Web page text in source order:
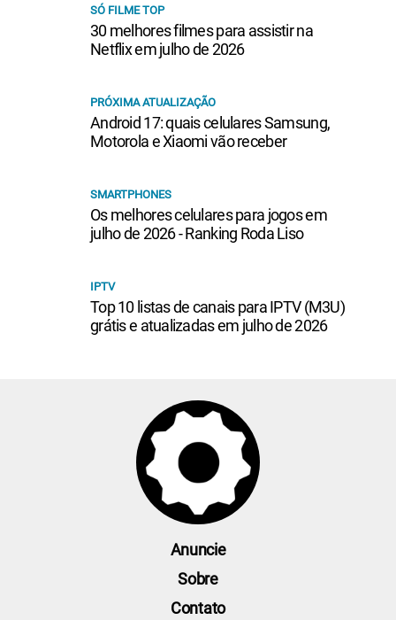
SÓ FILME TOP
30 melhores filmes para assistir na
Netflix em julho de 2026
PRÓXIMA ATUALIZAÇÃO
Android 17: quais celulares Samsung,
Motorola e Xiaomi vão receber
SMARTPHONES
Os melhores celulares para jogos em
julho de 2026 - Ranking Roda Liso
IPTV
Top 10 listas de canais para IPTV (M3U)
grátis e atualizadas em julho de 2026
Anuncie
Sobre
Contato